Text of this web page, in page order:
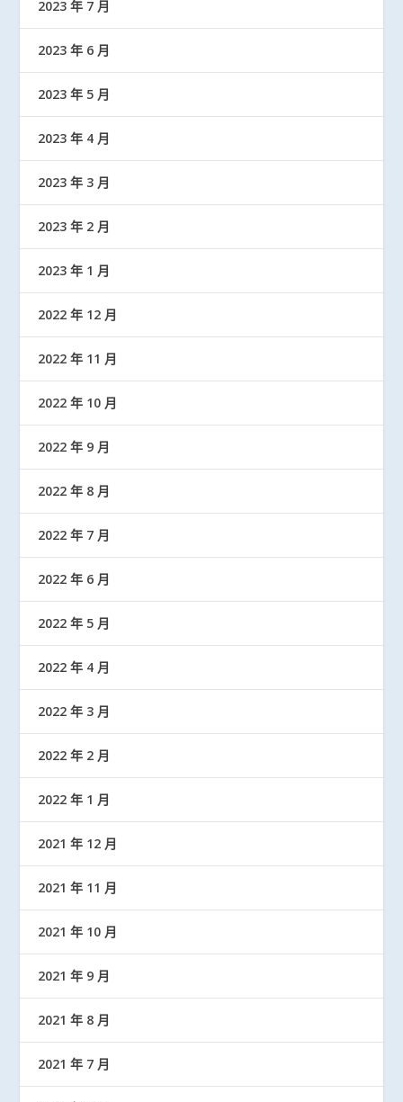
2023 年 7 月
2023 年 6 月
2023 年 5 月
2023 年 4 月
2023 年 3 月
2023 年 2 月
2023 年 1 月
2022 年 12 月
2022 年 11 月
2022 年 10 月
2022 年 9 月
2022 年 8 月
2022 年 7 月
2022 年 6 月
2022 年 5 月
2022 年 4 月
2022 年 3 月
2022 年 2 月
2022 年 1 月
2021 年 12 月
2021 年 11 月
2021 年 10 月
2021 年 9 月
2021 年 8 月
2021 年 7 月